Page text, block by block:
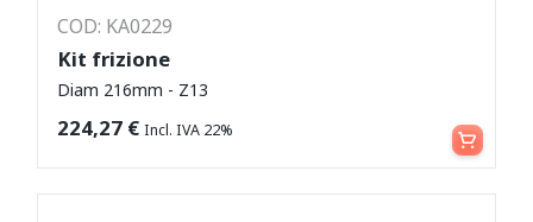
COD: KA0229
Kit frizione
Diam 216mm - Z13
224,27 € Incl. IVA 22% Leggi tutto